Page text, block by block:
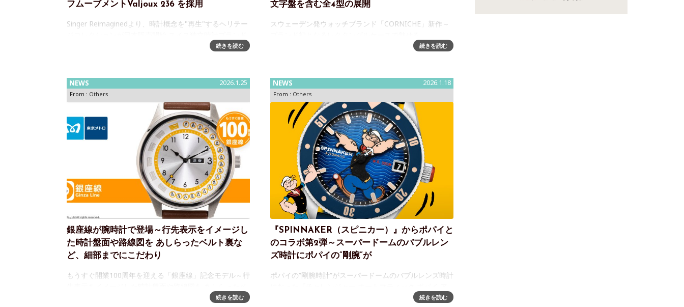
フムーブメントValjoux 236 を採用
Singer Reimaginedより、時計概念を"再生"するヘリテー
Singer Reimagined（シンガー・リイマジン） より、時
続きを読む
文字盤を含む全4型の展開
スウェーデン発ウォッチブランド「CORNICHE」新作～
「Visionnaire」を アベンチュリン文字盤を含む全4型で
続きを読む
NEWS 2026.1.25
From : Others
銀座線が腕時計で登場～行先表示をイメージし
た時計盤面や路線図を あしらったベルト裏な
ど、細部までにこだわり
もうすぐ開業100周年を迎える「銀座線」記念モデル～行
ルト裏など、細部まで こだわりあふれるデザインで、銀
続きを読む
NEWS 2026.1.18
From : Others
『SPINNAKER（スピニカー）』からポパイと
のコラボ第2弾～スーパードームのバブルレン
ズ時計にポパイの”剛腕”が
ポパイの”剛腕時計”がスーパードームのバブルレンズ時計
ンカーアームズ リミテッドエディション』発売～ポパイ
続きを読む